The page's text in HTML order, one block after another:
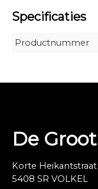
Specificaties
Productnummer
De
Korte
5408 SR VOLKEL